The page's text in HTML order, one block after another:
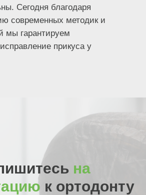
Сегодня благодаря
современных методик и
мы гарантируем
прикуса у
на
к ортодонту